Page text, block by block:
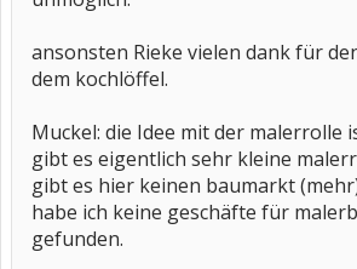
ansonsten Rieke vielen dank für
dem kochlöffel.
Muckel: die Idee mit der malerrolle
gibt es eigentlich sehr kleine
gibt es hier keinen baumarkt
habe ich keine geschäfte für
gefunden.